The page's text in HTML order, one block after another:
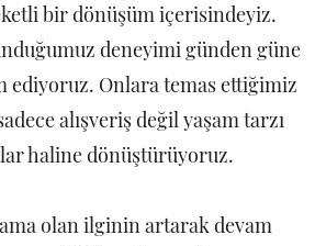
bir dönüşüm içerisindeyiz.
deneyimi günden güne
ediyoruz. Onlara temas ettiğimiz
alışveriş değil yaşam tarzı
haline dönüştürüyoruz.
olan ilginin artarak devam